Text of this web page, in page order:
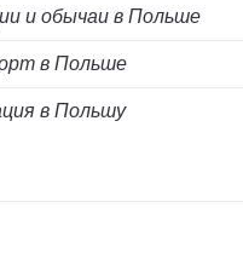
и обычаи в Польше
в Польше
в Польшу